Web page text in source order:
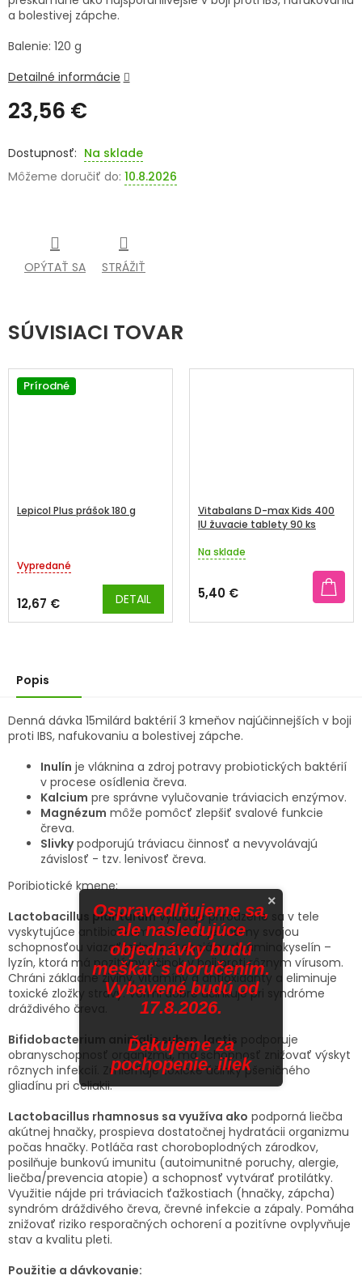
Prihlásenie
23,56 €
cena:
Na sklade
Môžeme doručiť do: 10.8.2026
a bolestivej zápche.
Balenie: 120 g
Detailné informácie
OPÝTAŤ SA STRÁŽIŤ
SÚVISIACI TOVAR
Prírodné
Lepicol Plus prášok 180 g
Vypredané
12,67 € DETAIL
Vitabalans D-max Kids 400
IU žuvacie tablety 90 ks
Priemerné
produktu
je
Na sklade
5,40 €
Popis
Denná dávka 15milárd baktérií 3 kmeňov najúčinnejších v boji
proti IBS, nafukovaniu a bolestivej zápche.
Inulín je vláknina a zdroj potravy probiotických baktérií
v procese osídlenia čreva.
Kalcium pre správne vylučovanie tráviacich enzýmov.
Magnézum môže pomôcť zlepšiť svalové funkcie
čreva.
Slivkypodporujú tráviacu činnosť a nevyvolávajú
závislosť - tzv. lenivosť čreva.
Poribiotické kmene:
Lactobacillus plantarumvylučuje prirodzene sa v tele
vyskytujúce antibiotikum lactolin a je známy svojou
schopnosťou viazať jednu z esenciálnych aminokyselín –
lyzín, ktorá má pozitívny účinok v boji proti rôznym vírusom.
Chráni základné živiny, vitamíny a antioxidanty a eliminuje
toxické zložky stravy. Veľmi dobre účinkuje pri syndróme
dráždivého čreva.
Bifidobacterium animalis subsp. lactis
podporuje
obranyschopnosť organizmu, má schopnosť znižovať výskyt
rôznych infekcií. Zmierňuje toxické účinky pšeničného
gliadínu pri celiakii.
Lactobacillus rhamnosus sa využíva ako podporná liečba
akútnej hnačky, prospieva dostatočnej hydratácii organizmu
počas hnačky. Potláča rast choroboplodných zárodkov,
posilňuje bunkovú imunitu (autoimunitné poruchy, alergie,
liečba/prevencia atopie) a schopnosť vytvárať protilátky.
Využitie nájde pri tráviacich ťažkostiach (hnačky, zápcha)
syndróm dráždivého čreva, črevné infekcie a zápaly. Pomáha
znižovať riziko resporačných ochorení a pozitívne ovplyvňuje
stav a kvalitu pleti.
Použitie a dávkovanie:
×
Ospravedlňujeme sa,
ale nasledujúce
objednávky budú
meškať s doručením.
Vybavené budú od
17.8.2026.
Ďakujeme za
pochopenie. iliek